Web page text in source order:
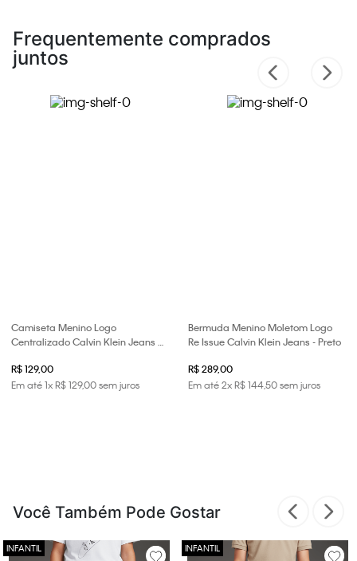
Frequentemente comprados
juntos
Camiseta Menino Logo
Centralizado Calvin Klein Jeans -
R$ 129,00
Em até1xR$129,00sem juros
Bermuda Menino Moletom Logo
Re Issue Calvin Klein Jeans - Preto
R$ 289,00
Em até2xR$14450sem juros
Você Também Pode Gostar